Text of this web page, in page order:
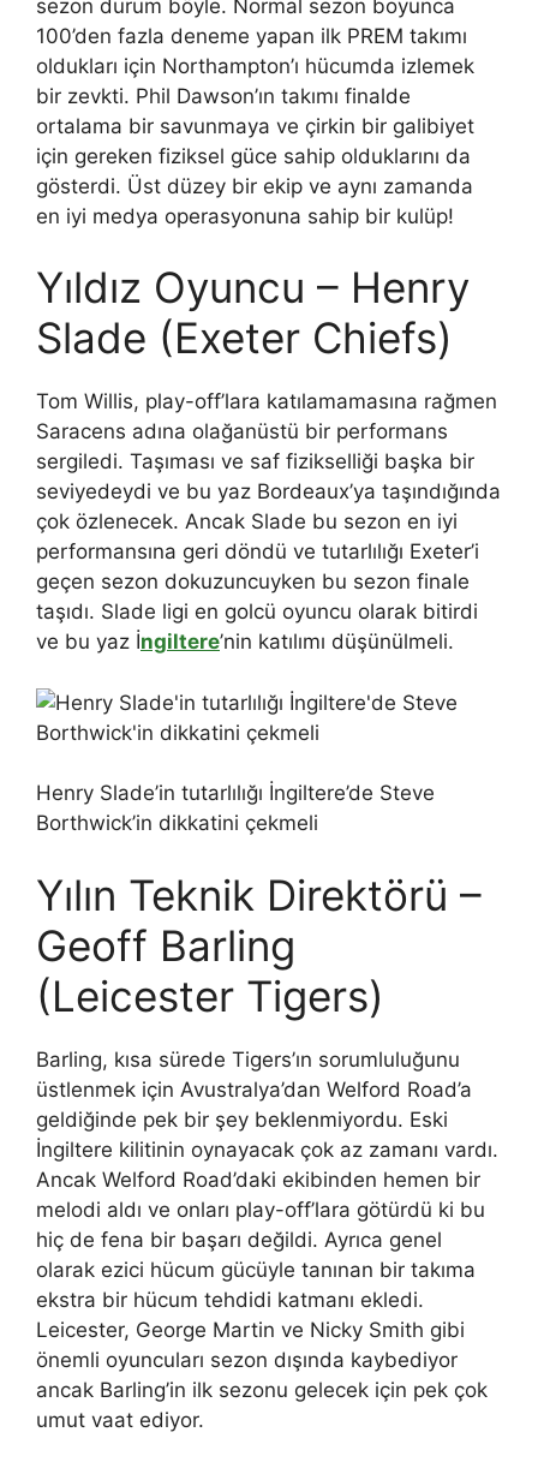
sezon durum böyle. Normal sezon boyunca
100’den fazla deneme yapan ilk PREM takımı
oldukları için Northampton’ı hücumda izlemek
bir zevkti. Phil Dawson’ın takımı finalde
ortalama bir savunmaya ve çirkin bir galibiyet
için gereken fiziksel güce sahip olduklarını da
gösterdi. Üst düzey bir ekip ve aynı zamanda
en iyi medya operasyonuna sahip bir kulüp!
Yıldız Oyuncu – Henry
Slade (Exeter Chiefs)
Tom Willis, play-off’lara katılamamasına rağmen
Saracens adına olağanüstü bir performans
sergiledi. Taşıması ve saf fizikselliği başka bir
seviyedeydi ve bu yaz Bordeaux’ya taşındığında
çok özlenecek. Ancak Slade bu sezon en iyi
performansına geri döndü ve tutarlılığı Exeter’i
geçen sezon dokuzuncuyken bu sezon finale
taşıdı. Slade ligi en golcü oyuncu olarak bitirdi
ve bu yaz İngiltere’nin katılımı düşünülmeli.
Henry Slade’in tutarlılığı İngiltere’de Steve
Borthwick’in dikkatini çekmeli
Yılın Teknik Direktörü –
Geoff Barling
(Leicester Tigers)
Barling, kısa sürede Tigers’ın sorumluluğunu
üstlenmek için Avustralya’dan Welford Road’a
geldiğinde pek bir şey beklenmiyordu. Eski
İngiltere kilitinin oynayacak çok az zamanı vardı.
Ancak Welford Road’daki ekibinden hemen bir
melodi aldı ve onları play-off’lara götürdü ki bu
hiç de fena bir başarı değildi. Ayrıca genel
olarak ezici hücum gücüyle tanınan bir takıma
ekstra bir hücum tehdidi katmanı ekledi.
Leicester, George Martin ve Nicky Smith gibi
önemli oyuncuları sezon dışında kaybediyor
ancak Barling’in ilk sezonu gelecek için pek çok
umut vaat ediyor.